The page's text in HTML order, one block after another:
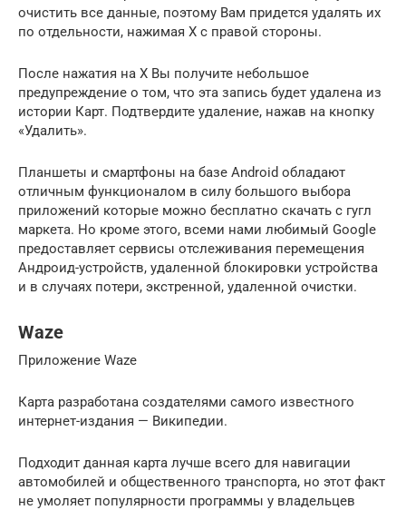
очистить все данные, поэтому Вам придется удалять их
по отдельности, нажимая X с правой стороны.
После нажатия на X Вы получите небольшое
предупреждение о том, что эта запись будет удалена из
истории Карт. Подтвердите удаление, нажав на кнопку
«Удалить».
Планшеты и смартфоны на базе Android обладают
отличным функционалом в силу большого выбора
приложений которые можно бесплатно скачать с гугл
маркета. Но кроме этого, всеми нами любимый Google
предоставляет сервисы отслеживания перемещения
Андроид-устройств, удаленной блокировки устройства
и в случаях потери, экстренной, удаленной очистки.
Waze
Приложение Waze
Карта разработана создателями самого известного
интернет-издания — Википедии.
Подходит данная карта лучше всего для навигации
автомобилей и общественного транспорта, но этот факт
не умоляет популярности программы у владельцев